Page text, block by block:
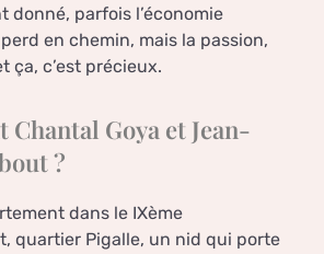
donné, parfois l’économie
en chemin, mais la passion,
ça, c’est précieux.
Chantal Goya et Jean-
?
dans le IXème
quartier Pigalle, un nid qui porte